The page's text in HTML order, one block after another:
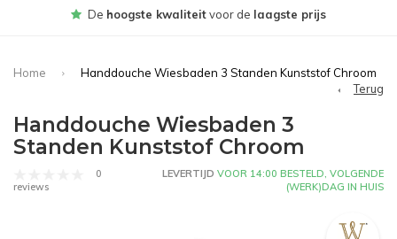
Gratisbezorgd vanaf € 150
Home
Handdouche Wiesbaden 3 Standen Kunststof Chroom
Terug
Handdouche Wiesbaden 3
Standen Kunststof Chroom
0
reviews
LEVERTIJD VOOR 14:00 BESTELD, VOLGENDE
(WERK)DAG IN HUIS